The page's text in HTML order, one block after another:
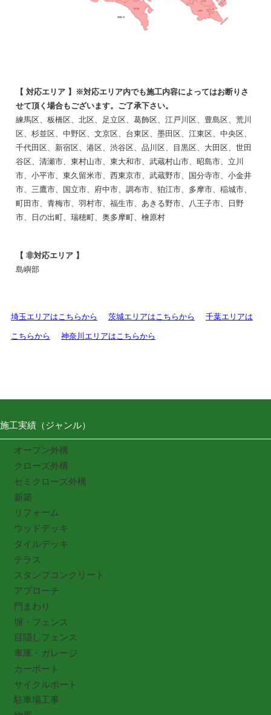
【 対応エリア 】※対応エリア内でも施工内容によってはお断りさ
せて頂く場合もございます。ご了承下さい。
練馬区、板橋区、北区、足立区、葛飾区、江戸川区、豊島区、荒川
区、杉並区、中野区、文京区、台東区、墨田区、江東区、中央区、
千代田区、新宿区、港区、渋谷区、品川区、目黒区、大田区、世田
谷区、清瀬市、東村山市、東大和市、武蔵村山市、昭島市、立川
市、小平市、東久留米市、西東京市、武蔵野市、国分寺市、小金井
市、三鷹市、国立市、府中市、調布市、狛江市、多摩市、稲城市、
町田市、青梅市、羽村市、福生市、あきる野市、八王子市、日野
市、日の出町、瑞穂町、奥多摩町、檜原村
【 非対応エリア 】
島嶼部
埼玉エリアはこちらから 茨城エリアはこちらから 千葉エリアは
こちらから 神奈川エリアはこちらから
施工実績（ジャンル）
オープン外構
クローズ外構
セミクローズ外構
新築
リフォーム
ウッドデッキ
タイルデッキ
テラス
スタンプコンクリート
アプローチ
門まわり
塀・フェンス
目隠しフェンス
車庫・ガレージ
カーポート
サイクルポート
駐車場工事